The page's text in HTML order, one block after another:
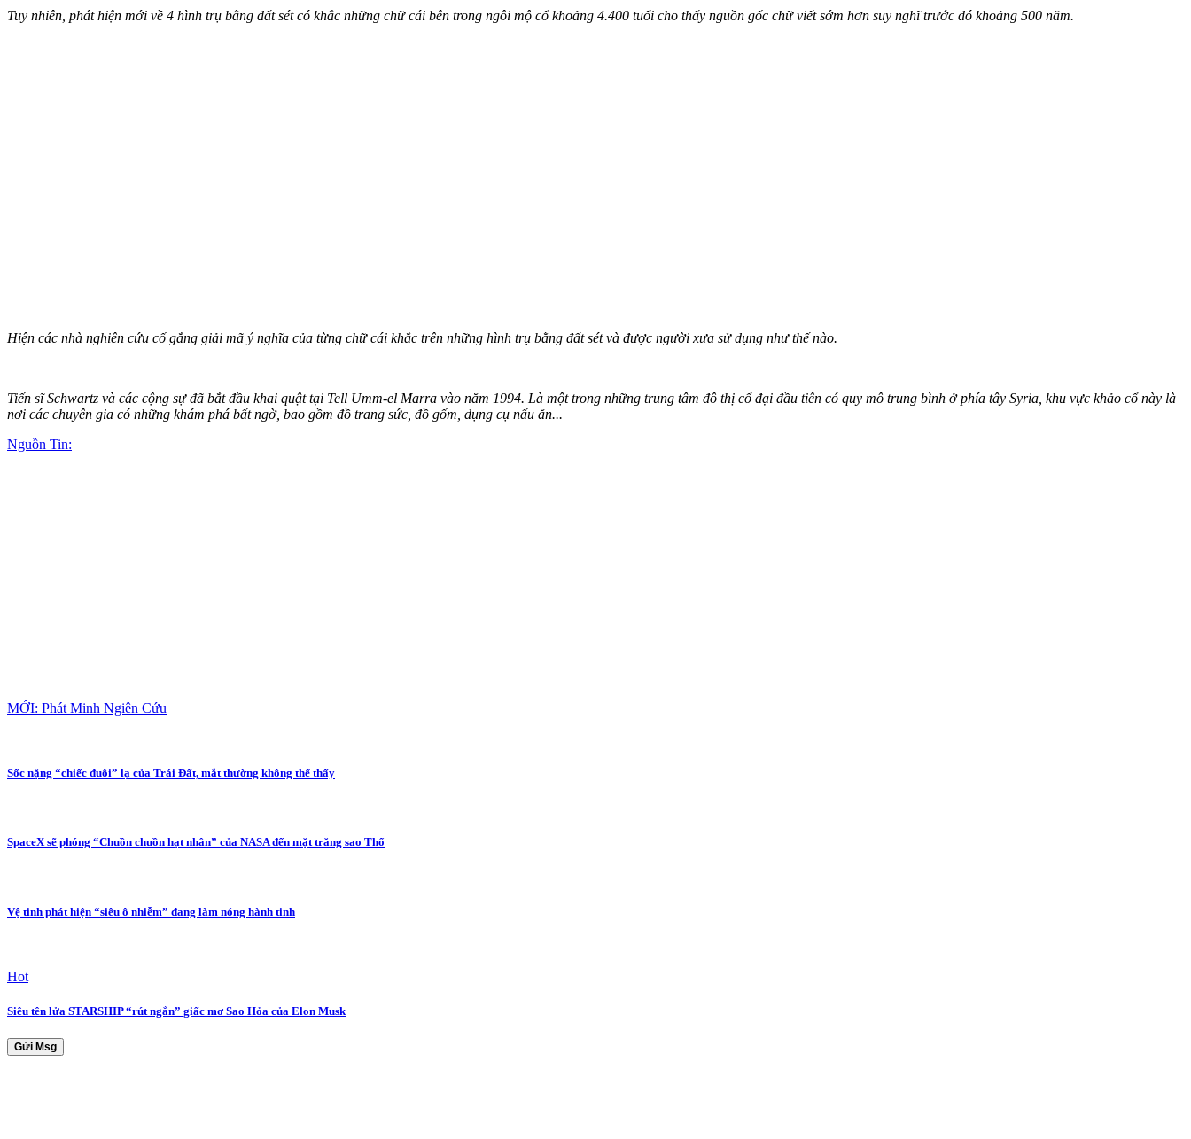
Tuy nhiên, phát hiện mới về 4 hình trụ bằng đất sét có khắc những chữ cái bên trong ngôi mộ cổ khoảng 4.400 tuổi cho thấy nguồn gốc chữ viết sớm hơn suy nghĩ trước đó khoảng 500 năm.
Hiện các nhà nghiên cứu cố gắng giải mã ý nghĩa của từng chữ cái khắc trên những hình trụ bằng đất sét và được người xưa sử dụng như thế nào.
Tiến sĩ Schwartz và các cộng sự đã bắt đầu khai quật tại Tell Umm-el Marra vào năm 1994. Là một trong những trung tâm đô thị cổ đại đầu tiên có quy mô trung bình ở phía tây Syria, khu vực khảo cổ này là
nơi các chuyên gia có những khám phá bất ngờ, bao gồm đồ trang sức, đồ gốm, dụng cụ nấu ăn...
Nguồn Tin:
MỚI: Phát Minh Ngiên Cứu
Sốc nặng “chiếc đuôi” lạ của Trái Đất, mắt thường không thể thấy
SpaceX sẽ phóng “Chuồn chuồn hạt nhân” của NASA đến mặt trăng sao Thổ
Vệ tinh phát hiện “siêu ô nhiễm” đang làm nóng hành tinh
Hot
Siêu tên lửa STARSHIP “rút ngắn” giấc mơ Sao Hỏa của Elon Musk
Gửi Msg